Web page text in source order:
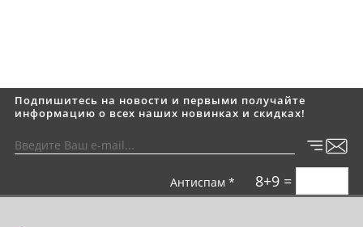
Подпишитесь на новости и первыми получайте
информацию о всех наших новинках и скидках!
Антиспам * 8+9 =